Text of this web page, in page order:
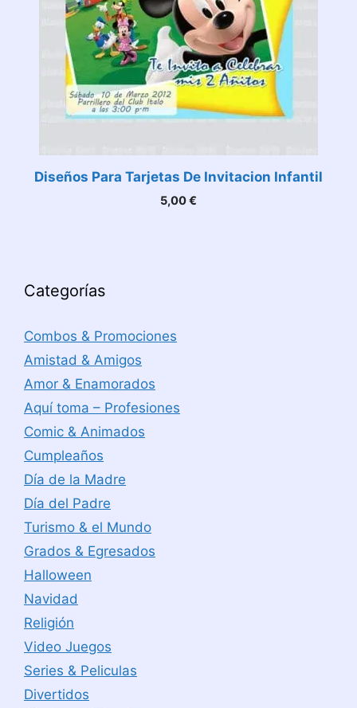
Diseños Para Tarjetas De Invitacion Infantil
5,00€
Categorías
Combos & Promociones
Amistad & Amigos
Amor & Enamorados
Aquí toma – Profesiones
Comic & Animados
Cumpleaños
Día de la Madre
Día del Padre
Turismo & el Mundo
Grados & Egresados
Halloween
Navidad
Religión
Video Juegos
Series & Peliculas
Divertidos